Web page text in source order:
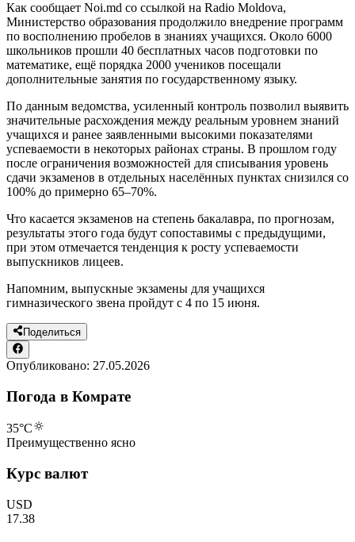
Как сообщает Noi.md со ссылкой на Radio Moldova,
Министерство образования продолжило внедрение программ
по восполнению пробелов в знаниях учащихся. Около 6000
школьников прошли 40 бесплатных часов подготовки по
математике, ещё порядка 2000 учеников посещали
дополнительные занятия по государственному языку.
По данным ведомства, усиленный контроль позволил выявить
значительные расхождения между реальным уровнем знаний
учащихся и ранее заявленными высокими показателями
успеваемости в некоторых районах страны. В прошлом году
после ограничения возможностей для списывания уровень
сдачи экзаменов в отдельных населённых пунктах снизился со
100% до примерно 65–70%.
Что касается экзаменов на степень бакалавра, по прогнозам,
результаты этого года будут сопоставимы с предыдущими,
при этом отмечается тенденция к росту успеваемости
выпускников лицеев.
Напомним, выпускные экзамены для учащихся
гимназического звена пройдут с 4 по 15 июня.
Поделиться
Опубликовано: 27.05.2026
Погода в Комрате
35°C
Преимущественно ясно
Курс валют
USD
17.38